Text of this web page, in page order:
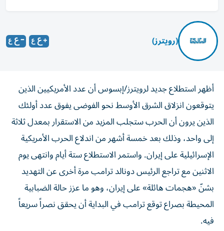
(رويترز)
أظهر استطلاع جديد لرويترز/إبسوس أن عدد الأمريكيين الذين
يتوقعون انزلاق الشرق الأوسط نحو الفوضى يفوق عدد أولئك
الذين يرون أن الحرب ستجلب المزيد من الاستقرار بمعدل ثلاثة
إلى واحد، وذلك بعد خمسة ‌أشهر من اندلاع الحرب الأمريكية
الإسرائيلية على إيران. واستمر الاستطلاع ستة أيام وانتهى يوم
الاثنين مع تراجع الرئيس دونالد ترامب مرة أخرى عن التهديد
بشنّ «هجمات هائلة» على إيران، ​وهو ما عزز حالة الضبابية
المحيطة بصراع توقع ترامب في البداية أن يحقق نصراً سريعاً
فيه.